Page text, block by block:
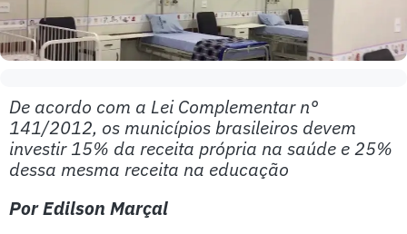
De acordo com a Lei Complementar n°
141/2012, os municípios brasileiros devem
investir 15% da receita própria na saúde e 25%
dessa mesma receita na educação
Por Edilson Marçal